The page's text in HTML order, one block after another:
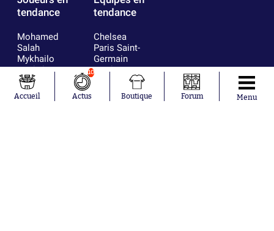
tendance
Mohamed
Salah
Mykhailo
Mudryk
Neymar
Khalis Merah
Loïs Openda
tendance
Chelsea
Paris Saint-
Germain
Bordeaux
Olympique
lyonnais
FIFA
Accueil
10
Actus Boutique Forum Menu